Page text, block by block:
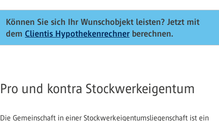
Können Sie sich Ihr Wunschobjekt leisten? Jetzt mit
dem Clientis Hypothekenrechnerberechnen.
Pro und kontra Stockwerkeigentum
Die Gemeinschaft in einer Stockwerkeigentumsliegenschaft ist ein